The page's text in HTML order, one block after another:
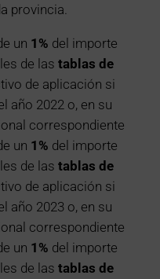
provincia.
un 1% del importe
de las tablas de
de aplicación si
año 2022 o, en su
correspondiente
un 1% del importe
de las tablas de
de aplicación si
año 2023 o, en su
correspondiente
un 1% del importe
de las tablas de